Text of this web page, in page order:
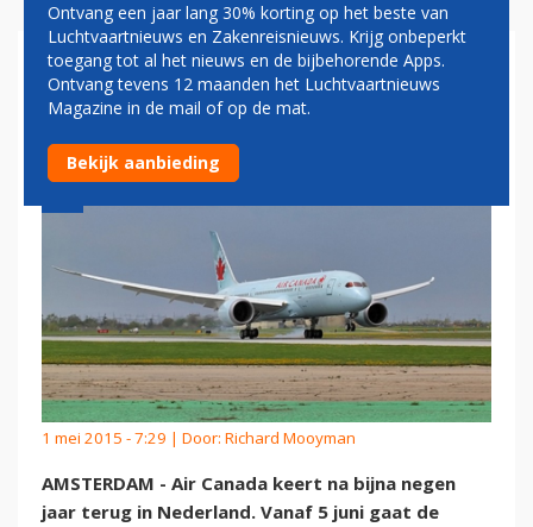
AIR CANADA ZET IN OP
SNELLE GROEI OP SCHIPHOL
1 mei 2015 - 7:29 | Door: Richard Mooyman
AMSTERDAM - Air Canada keert na bijna negen
jaar terug in Nederland. Vanaf 5 juni gaat de
Ontvang een jaar lang 30% korting op het beste van
Luchtvaartnieuws en Zakenreisnieuws. Krijg onbeperkt
toegang tot al het nieuws en de bijbehorende Apps.
Ontvang tevens 12 maanden het Luchtvaartnieuws
Magazine in de mail of op de mat.
Bekijk aanbieding